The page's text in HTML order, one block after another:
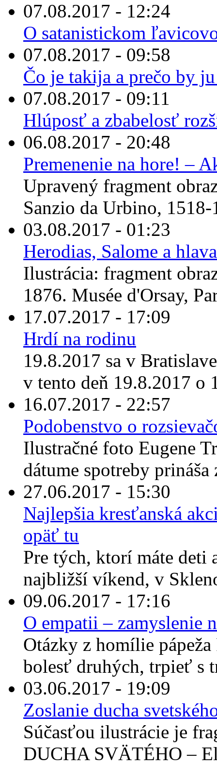
07.08.2017 - 12:24
O satanistickom
07.08.2017 - 09:58
Čo je takija a prečo by
07.08.2017 - 09:11
Hlúposť a zbabelosť
06.08.2017 - 20:48
Premenenie na hore! –
Upravený fragment
Sanzio da Urbino,
03.08.2017 - 01:23
Herodias, Salome a hlava
Ilustrácia: fragment
1876. Musée d'Orsay,
17.07.2017 - 17:09
Hrdí na rodinu
19.8.2017 sa v
v tento deň 19.8.2017 o
16.07.2017 - 22:57
Podobenstvo o
Ilustračné foto Eugene
dátume spotreby prináša
27.06.2017 - 15:30
Najlepšia kresťanská
opäť tu
Pre tých, ktorí máte deti
najbližší víkend, v
09.06.2017 - 17:16
O empatii – zamyslenie
Otázky z homílie
bolesť druhých, trpieť s
03.06.2017 - 19:09
Zoslanie ducha
Súčasťou ilustrácie je
DUCHA SVÄTÉHO –